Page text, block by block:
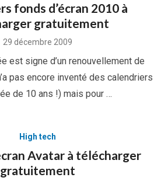
fonds d’écran 2010 à
gratuitement
Posted
29 décembre 2009
est signe d’un renouvellement de
pas encore inventé des calendriers
de 10 ans !) mais pour …
High tech
Avatar à télécharger
gratuitement